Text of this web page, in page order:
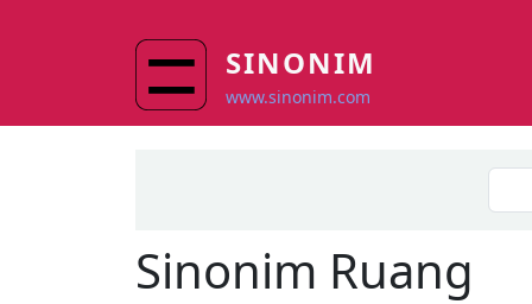
SINONIM
www.sinonim.com
Sinonim Ruang